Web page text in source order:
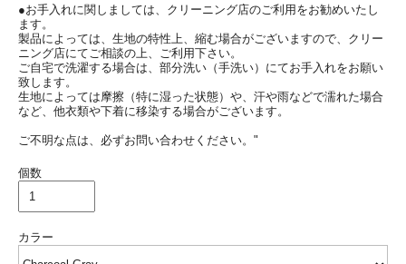
●お手入れに関しましては、クリーニング店のご利用をお勧めいたし
ます。
製品によっては、生地の特性上、縮む場合がございますので、クリー
ニング店にてご相談の上、ご利用下さい。
ご自宅で洗濯する場合は、部分洗い（手洗い）にてお手入れをお願い
致します。
生地によっては摩擦（特に湿った状態）や、汗や雨などで濡れた場合
など、他衣類や下着に移染する場合がございます。
ご不明な点は、必ずお問い合わせください。"
個数
カラー